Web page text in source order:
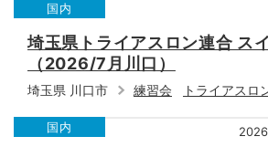
国内
埼玉県トライアスロン連合 ス
（2026/7月川口）
埼玉県 川口市 練習会 トライアスロ
国内